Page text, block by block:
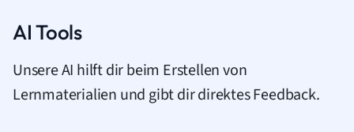
AI Tools
Unsere AI hilft dir beim Erstellen von
Lernmaterialien und gibt dir direktes Feedback.